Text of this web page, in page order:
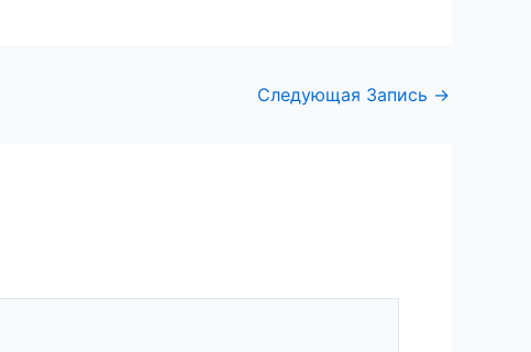
Следующая Запись →